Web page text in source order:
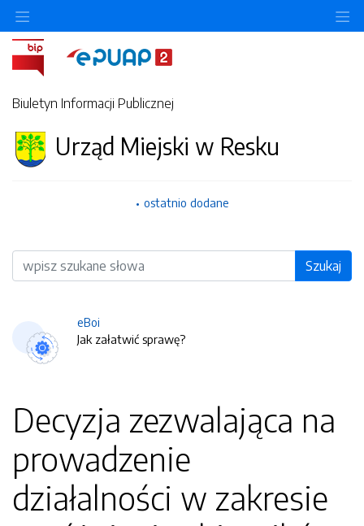
Biuletyn Informacji Publicznej
Urząd Miejski w Resku
ostatnio dodane
Wyszukiwarka Szukaj
eBoi
Jak załatwić sprawę?
Decyzja zezwalająca na
prowadzenie
działalności w zakresie